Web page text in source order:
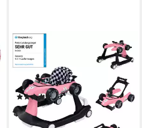
COSTWAY
Lauflernhilfe 4 in 1
Lauflernwagen, mit Musik,
Licht, ab 6 Monaten
(28)
67,89 € UVP 109,99 €
-38%